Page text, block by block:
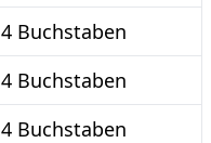
4 Buchstaben
4 Buchstaben
4 Buchstaben